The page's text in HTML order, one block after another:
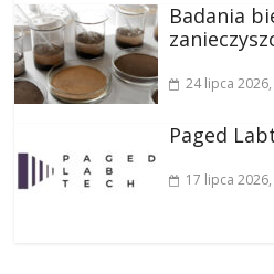
Badania
24 lipca 2026
Paged
17 lipca 2026